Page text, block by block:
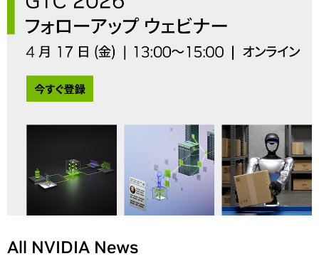
All NVIDIA News